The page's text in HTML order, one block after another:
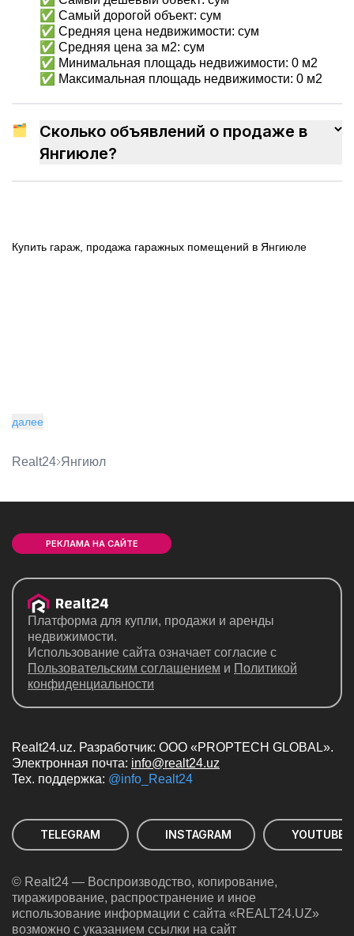
✅ Самый дорогой объект: сум
✅ Средняя цена недвижимости: сум
✅ Средняя цена за м2: сум
✅ Минимальная площадь недвижимости: 0 м2
✅ Максимальная площадь недвижимости: 0 м2
🗂
Сколько объявлений о продаже в
Янгиюле?
Купить гараж, продажа гаражных помещений в Янгиюле
далее
Realt24 Янгиюл
РЕКЛАМА НА САЙТЕ
Платформа для купли, продажи и аренды
недвижимости.
Использование сайта означает согласие с
Пользовательским соглашением и Политикой
конфиденциальности
Realt24.uz. Разработчик: ООО «PROPTECH GLOBAL».
Электронная почта: info@realt24.uz
Teх. поддержка: @info_Realt24
TELEGRAM INSTAGRAM YOUTUBE
© Realt24 — Воспроизводство, копирование,
тиражирование, распространение и иное
использование информации с сайта «REALT24.UZ»
возможно с указанием ссылки на сайт